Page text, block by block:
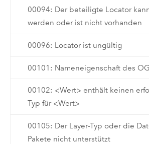
00094: Der beteiligte Locator
werden oder ist nicht vorhanden
00096: Locator ist ungültig
00101: Nameneigenschaft des
00102: <Wert> enthält keinen
Typ für <Wert>
00105: Der Layer-Typ oder die
Pakete nicht unterstützt